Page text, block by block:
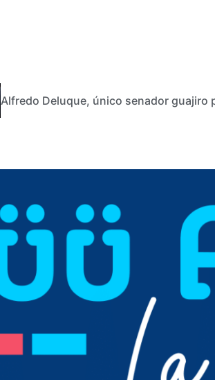
Alfredo Deluque, único senador guajiro